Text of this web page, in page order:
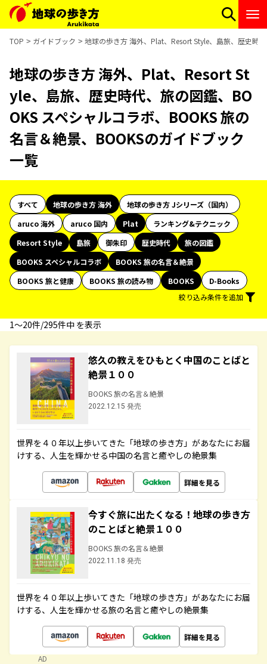
TOP ガイドブック 地球の歩き方 海外、Plat、Resort Style、島旅、歴史時
地球の歩き方 海外、Plat、Resort St
yle、島旅、歴史時代、旅の図鑑、BO
OKS スペシャルコラボ、BOOKS 旅の
名言＆絶景、BOOKSのガイドブック
一覧
すべて 地球の歩き方 海外
地球の歩き方 Jシリーズ（国内）
aruco 海外
aruco 国内 Plat
ランキング&テクニック
Resort Style
島旅 御朱印 歴史時代
旅の図鑑
BOOKS スペシャルコラボ
BOOKS 旅の名言＆絶景
BOOKS 旅と健康
BOOKS 旅の読み物 BOOKS
D-Books
絞り込み条件を追加
1〜20件/295件中 を表示
悠久の教えをひもとく中国のことばと
絶景１００
BOOKS 旅の名言＆絶景
2022.12.15 発売
世界を４０年以上歩いてきた「地球の歩き方」があなたにお届
けする、人生を輝かせる中国の名言と癒やしの絶景集
詳細を見る
今すぐ旅に出たくなる！地球の歩き方
のことばと絶景１００
BOOKS 旅の名言＆絶景
2022.11.18 発売
世界を４０年以上歩いてきた「地球の歩き方」があなたにお届
けする、人生を輝かせる旅の名言と癒やしの絶景集
詳細を見る
AD